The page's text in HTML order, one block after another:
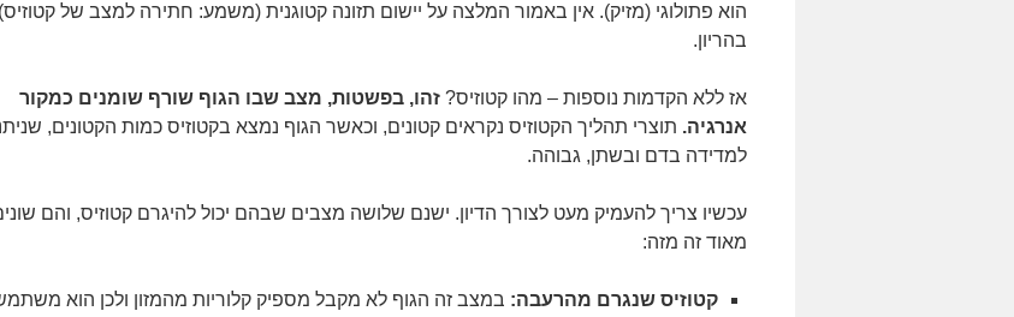
הוא פתולוגי (מזיק). אין באמור המלצה על יישום תזונה קטוגנית (משמע: חתירה למצב של קטוזיס)
בהריון.
אז ללא הקדמות נוספות – מהו קטוזיס? זהו, בפשטות, מצב שבו הגוף שורף שומנים כמקור
אנרגיה. תוצרי תהליך הקטוזיס נקראים קטונים, וכאשר הגוף נמצא בקטוזיס כמות הקטונים,
למדידה בדם ובשתן, גבוהה.
עכשיו צריך להעמיק מעט לצורך הדיון. ישנם שלושה מצבים שבהם יכול להיגרם קטוזיס, והם
מאוד זה מזה:
קטוזיס שנגרם מהרעבה: במצב זה הגוף לא מקבל מספיק קלוריות מהמזון ולכן הוא